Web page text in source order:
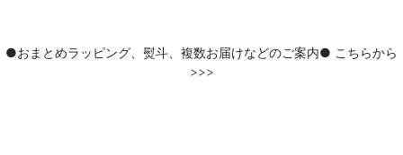
●おまとめラッピング、熨斗、複数お届けなどのご案内● こちらから
>>>